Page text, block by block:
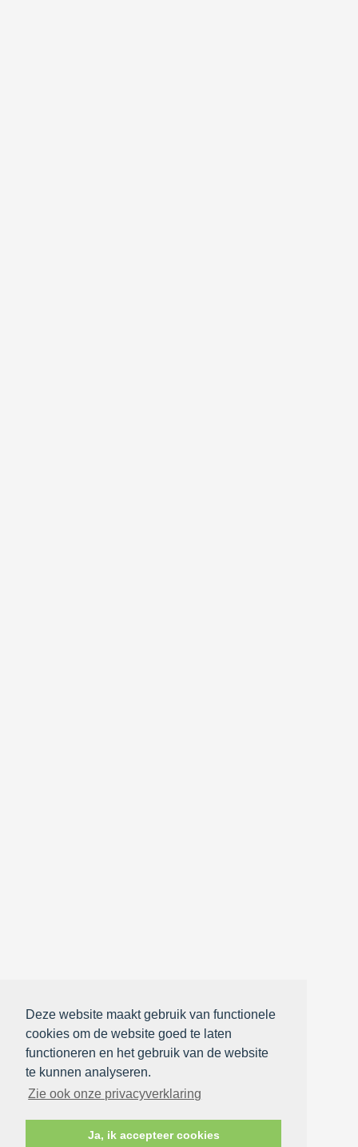
Deze website maakt gebruik van functionele
cookies om de website goed te laten
functioneren en het gebruik van de website
te kunnen analyseren.
Zie ook onze privacyverklaring
Ja, ik accepteer cookies